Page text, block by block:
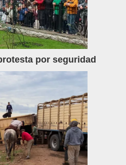
por seguridad